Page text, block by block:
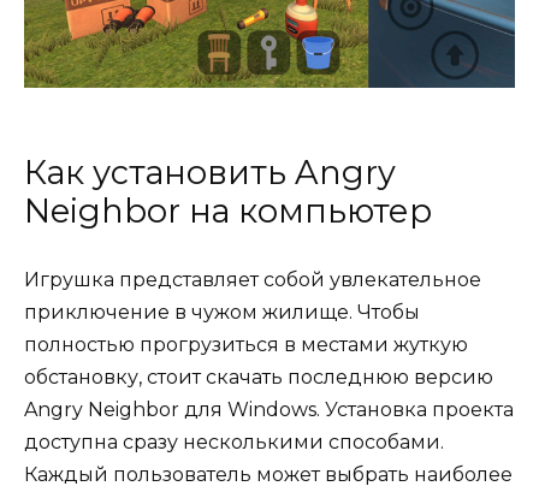
Как установить Angry
Neighbor на компьютер
Игрушка представляет собой увлекательное
приключение в чужом жилище. Чтобы
полностью прогрузиться в местами жуткую
обстановку, стоит скачать последнюю версию
Angry Neighbor для Windows. Установка проекта
доступна сразу несколькими способами.
Каждый пользователь может выбрать наиболее